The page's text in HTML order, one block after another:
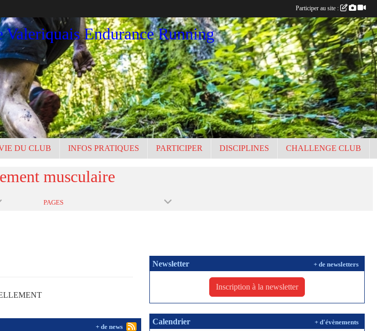
Valeriquais Endurance Running
DU CLUB INFOS PRATIQUES PARTICIPER DISCIPLINES CHALLENGE CLUB
musculaire
PAGES
+ de news
Newsletter
Inscription à la newsletter
+ de newsletters
Calendrier + d'évènements
Participer au site :